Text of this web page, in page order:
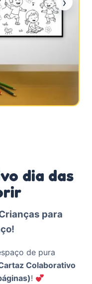
dia das
para
de pura
Colaborativo
!